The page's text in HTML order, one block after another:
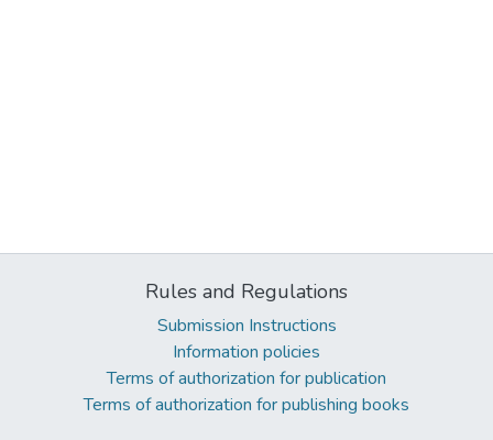
Rules and Regulations
Submission Instructions
Information policies
Terms of authorization for publication
Terms of authorization for publishing books